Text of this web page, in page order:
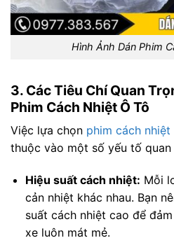
Hình Ảnh Dán Phim
3. Các Tiêu Chí Quan
Phim Cách Nhiệt Ô Tô
Việc lựa chọn phim cách
thuộc vào một số yếu tố
Hiệu suất cách nhiệt: Mỗi
cản nhiệt khác nhau. Bạn
suất cách nhiệt cao để
xe luôn mát mẻ.